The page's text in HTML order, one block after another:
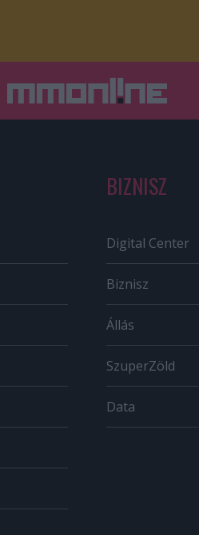
BIZNISZ
Digital Center
Biznisz
Állás
SzuperZöld
Data